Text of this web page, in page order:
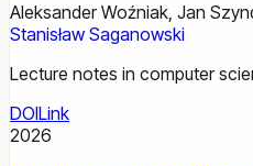
Aleksander Woźniak, Jan
Stanisław Saganowski
Lecture notes in computer
DOILink
2026